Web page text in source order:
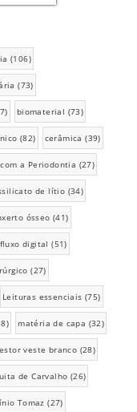
(106)
(73)
biomaterial (73)
(82) cerâmica (39)
a Periodontia (27)
de lítio (34)
ósseo (41)
fluxo digital (51)
(27)
Leituras essenciais (75)
matéria de capa (32)
veste branco (28)
de Carvalho (26)
Tomaz (27)